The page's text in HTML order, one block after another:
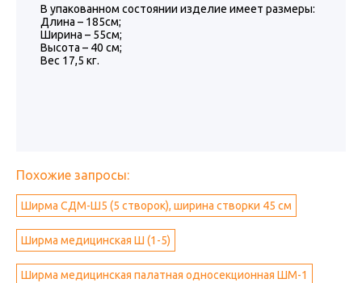
В упакованном состоянии изделие имеет размеры:
Длина – 185см;
Ширина – 55см;
Высота – 40 см;
Вес 17,5 кг.
Похожие запросы:
Ширма СДМ-Ш5 (5 створок), ширина створки 45 см
Ширма медицинская Ш (1-5)
Ширма медицинская палатная односекционная ШМ-1